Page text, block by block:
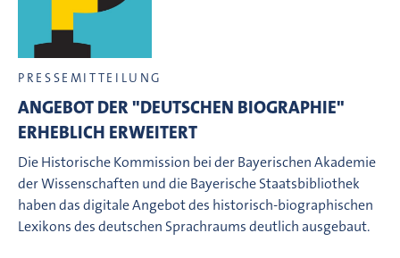
PRESSEMITTEILUNG
ANGEBOT DER "DEUTSCHEN BIOGRAPHIE"
ERHEBLICH ERWEITERT
Die Historische Kommission bei der Bayerischen Akademie
der Wissenschaften und die Bayerische Staatsbibliothek
haben das digitale Angebot des historisch-biographischen
Lexikons des deutschen Sprachraums deutlich ausgebaut.